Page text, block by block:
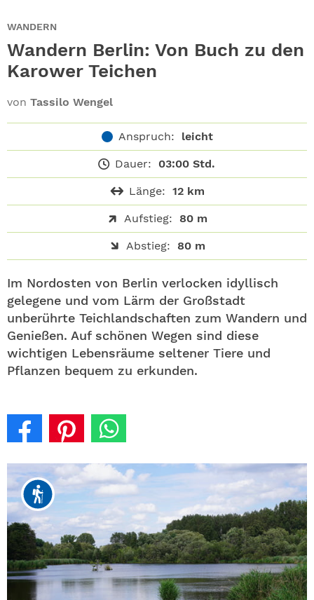
WANDERN
Wandern Berlin: Von Buch zu den
Karower Teichen
von Tassilo Wengel
Anspruch: leicht
Dauer: 03:00 Std.
Länge: 12 km
Aufstieg: 80 m
Abstieg: 80 m
Im Nordosten von Berlin verlocken idyllisch
gelegene und vom Lärm der Großstadt
unberührte Teichlandschaften zum Wandern und
Genießen. Auf schönen Wegen sind diese
wichtigen Lebensräume seltener Tiere und
Pflanzen bequem zu erkunden.
GEWINNEN
ALLE THEMEN